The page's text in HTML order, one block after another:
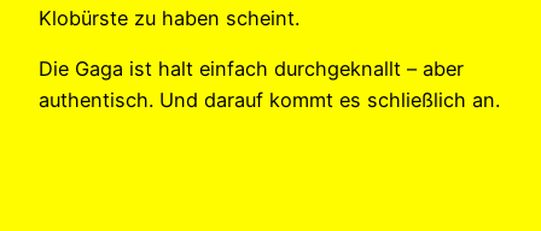
Klobürste zu haben scheint.
Die Gaga ist halt einfach durchgeknallt – aber
authentisch. Und darauf kommt es schließlich an.